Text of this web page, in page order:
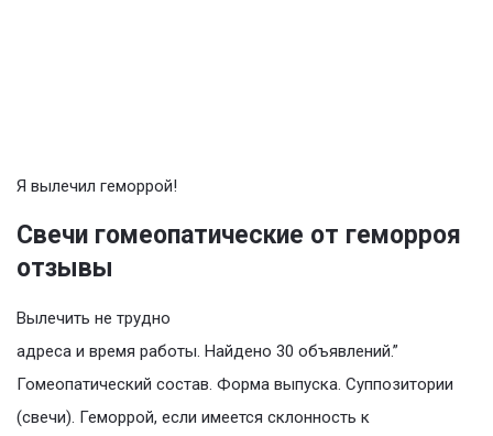
Я вылечил геморрой!
Свечи гомеопатические от геморроя
отзывы
Вылечить не трудно
адреса и время работы. Найдено 30 объявлений.”
Гомеопатический состав. Форма выпуска. Суппозитории
(свечи). Геморрой, если имеется склонность к